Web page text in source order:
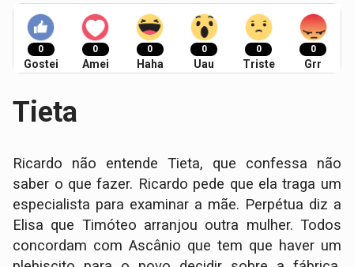
0
Gostei
0
Amei
0
Haha
0
Uau
0
Triste
0
Grr
Tieta
Ricardo não entende Tieta, que confessa não
saber o que fazer. Ricardo pede que ela traga um
especialista para examinar a mãe. Perpétua diz a
Elisa que Timóteo arranjou outra mulher. Todos
concordam com Ascânio que tem que haver um